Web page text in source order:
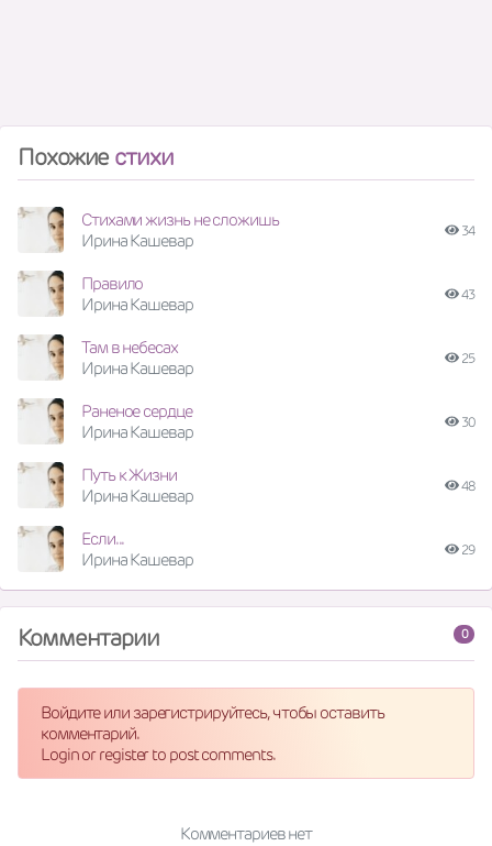
Похожие стихи
Стихами жизнь не сложишь
Ирина Кашевар
34
Правило
Ирина Кашевар
43
Там в небесах
Ирина Кашевар
25
Раненое сердце
Ирина Кашевар
30
Путь к Жизни
Ирина Кашевар
48
Если...
Ирина Кашевар
29
0
Комментарии
Войдите или зарегистрируйтесь, чтобы оставить
комментарий.
Login or register to post comments.
Комментариев нет